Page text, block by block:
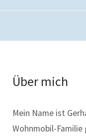
Über mich
Mein Name ist
Wohnmobil-